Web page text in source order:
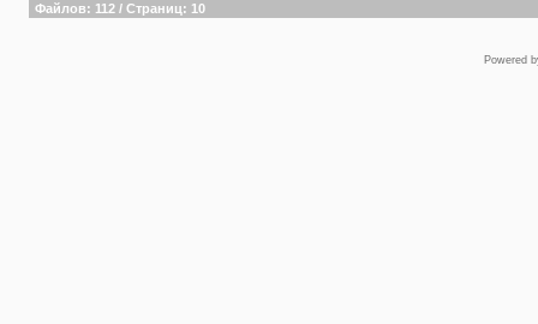
Файлов: 112 / Страниц: 10
Powered